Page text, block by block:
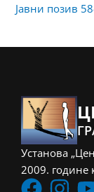
Јавни позив
Установа
2009. године